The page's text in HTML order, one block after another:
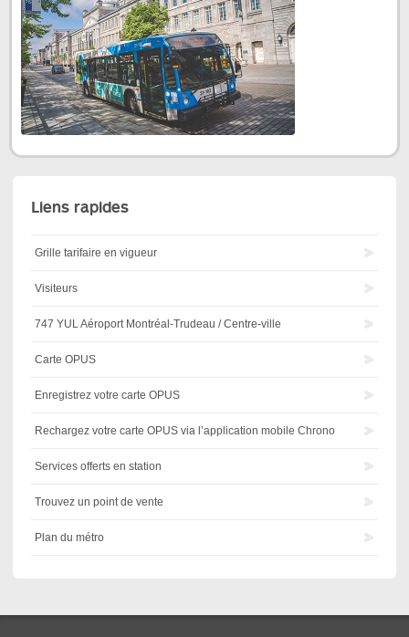
Liens rapides
Grille tarifaire en vigueur
Visiteurs
747 YUL Aéroport Montréal-Trudeau / Centre-ville
Carte OPUS
Enregistrez votre carte OPUS
Rechargez votre carte OPUS via l’application mobile Chrono
Services offerts en station
Trouvez un point de vente
Plan du métro